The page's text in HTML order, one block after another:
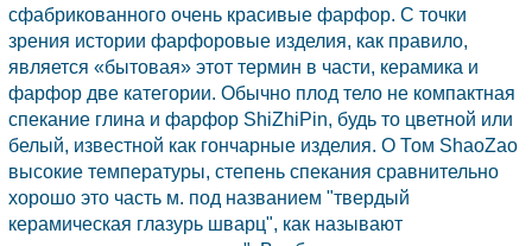
сфабрикованного очень красивые фарфор. С точки
зрения истории фарфоровые изделия, как правило,
является «бытовая» этот термин в части, керамика и
фарфор две категории. Обычно плод тело не компактная
спекание глина и фарфор ShiZhiPin, будь то цветной или
белый, известной как гончарные изделия. О Том ShaoZao
высокие температуры, степень спекания сравнительно
хорошо это часть м. под названием "твердый
керамическая глазурь шварц", как называют